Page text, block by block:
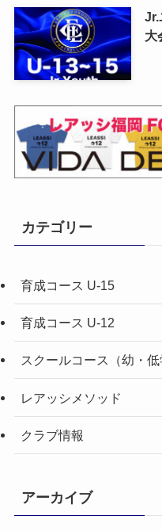
Jr.
大
カテゴリー
育成コース U-15
育成コース U-12
スクールコース（幼・低
レアッシメソッド
クラブ情報
アーカイブ